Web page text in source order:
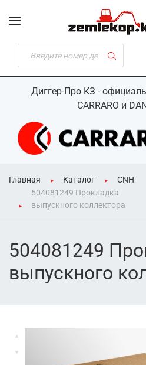
Диггер-Про КЗ -
CARRARO и
Главная Каталог
CNH
504081249 Прокладка
выпускного коллектора
504081249
выпускного